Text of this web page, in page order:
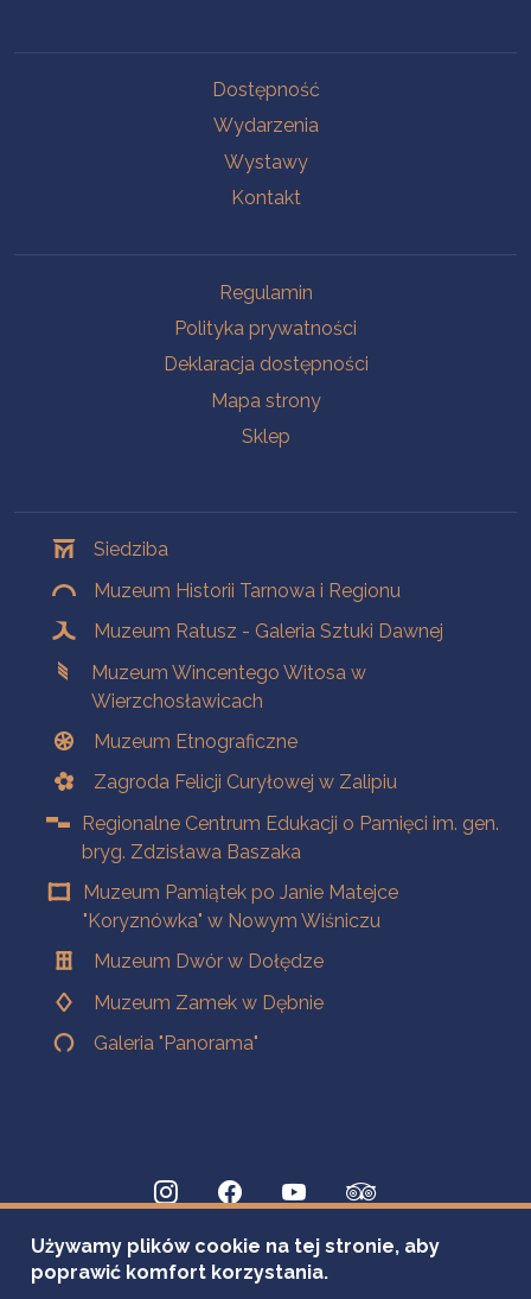
Dostępność
Wydarzenia
Wystawy
Kontakt
Regulamin
Polityka prywatności
Deklaracja dostępności
Mapa strony
Sklep
Siedziba
Muzeum Historii Tarnowa i Regionu
Muzeum Ratusz - Galeria Sztuki Dawnej
Muzeum Wincentego Witosa w
Wierzchosławicach
Muzeum Etnograficzne
Zagroda Felicji Curyłowej w Zalipiu
Regionalne Centrum Edukacji o Pamięci im. gen.
bryg. Zdzisława Baszaka
Muzeum Pamiątek po Janie Matejce
"Koryznówka" w Nowym Wiśniczu
Muzeum Dwór w Dołędze
Muzeum Zamek w Dębnie
Galeria "Panorama"
Używamy plików cookie na tej stronie, aby
poprawić komfort korzystania.